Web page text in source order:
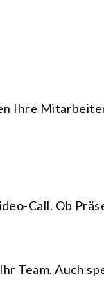
Ihre
Call. Ob
Team. Auch